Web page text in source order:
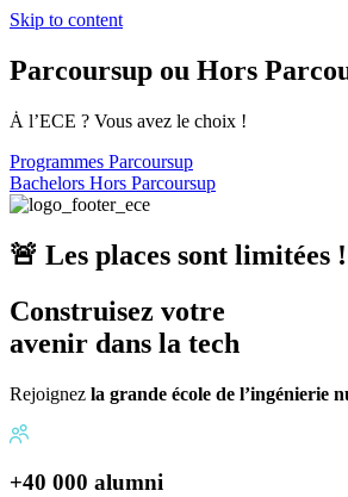
Skip to content
Parcoursup ou Hors
Ȧ l’ECE ? Vous avez le choix !
Programmes Parcoursup
Bachelors Hors Parcoursup
🚨 Les places sont limitées !
Construisez votre
avenir dans la tech
Rejoignez la grande école de l’ingénierie
+40 000 alumni